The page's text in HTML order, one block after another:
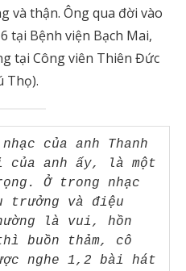
và thận. Ông qua đời vào
tại Bệnh viện Bạch Mai,
tại Công viên Thiên Đức
Thọ).
của anh Thanh
của anh ấy, là một
Ở trong nhạc
trưởng và điệu
là vui, hồn
buồn thảm, cô
nghe 1,2 bài hát